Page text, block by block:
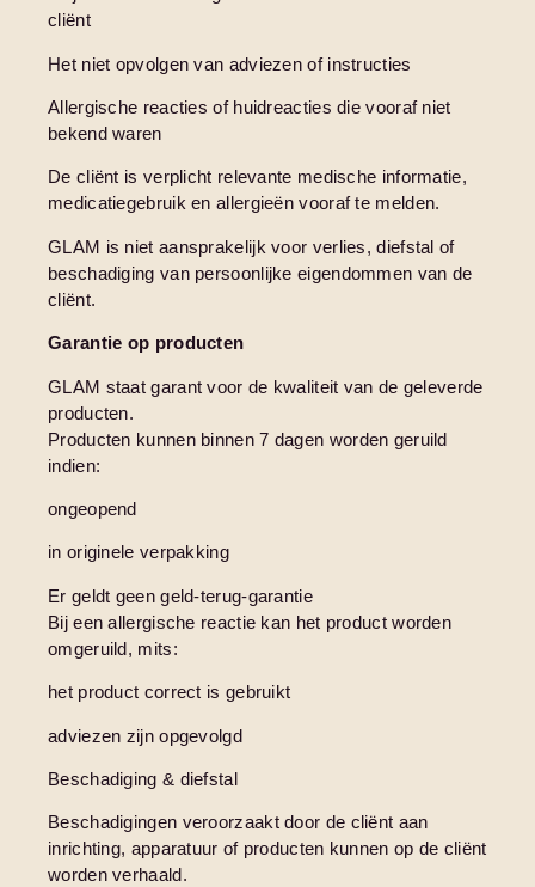
cliënt
Het niet opvolgen van adviezen of instructies
Allergische reacties of huidreacties die vooraf niet
bekend waren
De cliënt is verplicht relevante medische informatie,
medicatiegebruik en allergieën vooraf te melden.
GLAM is niet aansprakelijk voor verlies, diefstal of
beschadiging van persoonlijke eigendommen van de
cliënt.
Garantie op producten
GLAM staat garant voor de kwaliteit van de geleverde
producten.
Producten kunnen binnen 7 dagen worden geruild
indien:
ongeopend
in originele verpakking
Er geldt geen geld-terug-garantie
Bij een allergische reactie kan het product worden
omgeruild, mits:
het product correct is gebruikt
adviezen zijn opgevolgd
Beschadiging & diefstal
Beschadigingen veroorzaakt door de cliënt aan
inrichting, apparatuur of producten kunnen op de cliënt
worden verhaald.